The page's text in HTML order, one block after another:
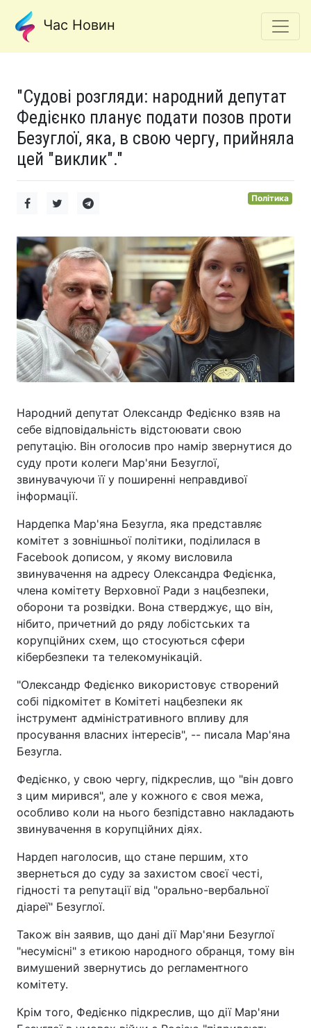
Час Новин
"Судові розгляди: народний депутат
Федієнко планує подати позов проти
Безуглої, яка, в свою чергу, прийняла
цей "виклик"."
Політика
Народний депутат Олександр Федієнко взяв на
себе відповідальність відстоювати свою
репутацію. Він оголосив про намір звернутися до
суду проти колеги Мар'яни Безуглої,
звинувачуючи її у поширенні неправдивої
інформації.
Нардепка Мар'яна Безугла, яка представляє
комітет з зовнішньої політики, поділилася в
Facebook дописом, у якому висловила
звинувачення на адресу Олександра Федієнка,
члена комітету Верховної Ради з нацбезпеки,
оборони та розвідки. Вона стверджує, що він,
нібито, причетний до ряду лобістських та
корупційних схем, що стосуються сфери
кібербезпеки та телекомунікацій.
"Олександр Федієнко використовує створений
собі підкомітет в Комітеті нацбезпеки як
інструмент адміністративного впливу для
просування власних інтересів", -- писала Мар'яна
Безугла.
Федієнко, у свою чергу, підкреслив, що "він довго
з цим мирився", але у кожного є своя межа,
особливо коли на нього безпідставно накладають
звинувачення в корупційних діях.
Нардеп наголосив, що стане першим, хто
звернеться до суду за захистом своєї честі,
гідності та репутації від "орально-вербальної
діареї" Безуглої.
Також він заявив, що дані дії Мар'яни Безуглої
"несумісні" з етикою народного обранця, тому він
вимушений звернутись до регламентного
комітету.
Крім того, Федієнко підкреслив, що дії Мар'яни